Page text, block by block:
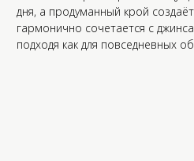
дня, а продуманный крой
гармонично сочетается с
подходя как для повседневных